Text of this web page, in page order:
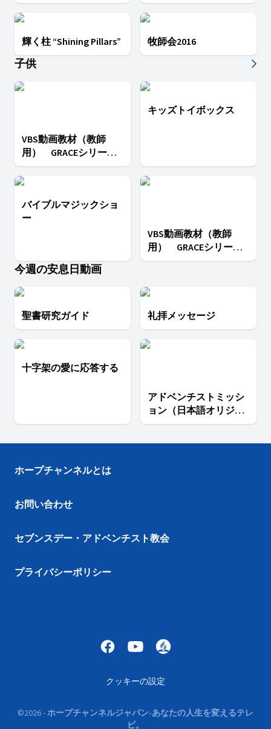
Prophets”
輝く柱 “Shining Pillars” 牧師会2016
子供
VBS動画教材（教師
用） GRACEシリーズ 3
HOPE
キッズトイボックス
バイブルマジックショ
ー
VBS動画教材（教師
用） GRACEシリーズ 2
LOVE
今週の安息日動画
聖書研究ガイド 礼拝メッセージ
十字架の愛に応答する
アドベンチストミッシ
ョン（日本語オリジナ
ル／吹き替え版）
ホープチャンネルとは
お問い合わせ
セブンスデー・アドベンチスト教会
プライバシーポリシー
クッキーの設定
©2026-ホープチャンネルジャパン-あなたの人生を変えるテレ
ビ。